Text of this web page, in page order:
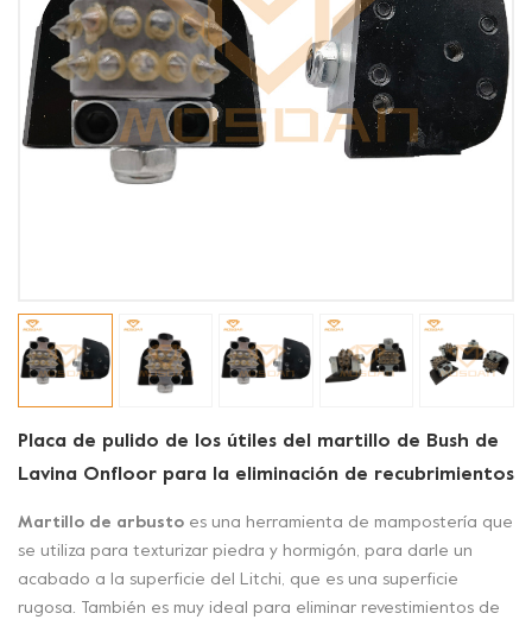
Placa de pulido de los útiles del martillo de Bush de
Lavina Onfloor para la eliminación de recubrimientos
Martillo de arbusto es una herramienta de mampostería que
se utiliza para texturizar piedra y hormigón, para darle un
acabado a la superficie del Litchi, que es una superficie
rugosa. También es muy ideal para eliminar revestimientos de